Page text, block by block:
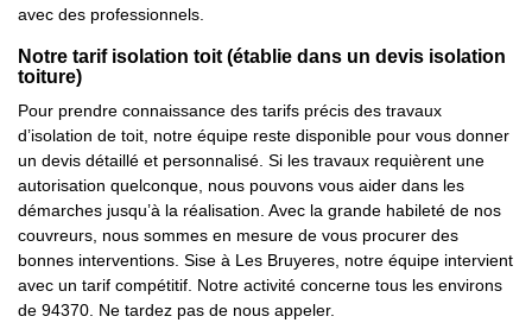
avec des professionnels.
Notre tarif isolation toit (établie dans un devis isolation
toiture)
Pour prendre connaissance des tarifs précis des travaux
d’isolation de toit, notre équipe reste disponible pour vous donner
un devis détaillé et personnalisé. Si les travaux requièrent une
autorisation quelconque, nous pouvons vous aider dans les
démarches jusqu’à la réalisation. Avec la grande habileté de nos
couvreurs, nous sommes en mesure de vous procurer des
bonnes interventions. Sise à Les Bruyeres, notre équipe intervient
avec un tarif compétitif. Notre activité concerne tous les environs
de 94370. Ne tardez pas de nous appeler.